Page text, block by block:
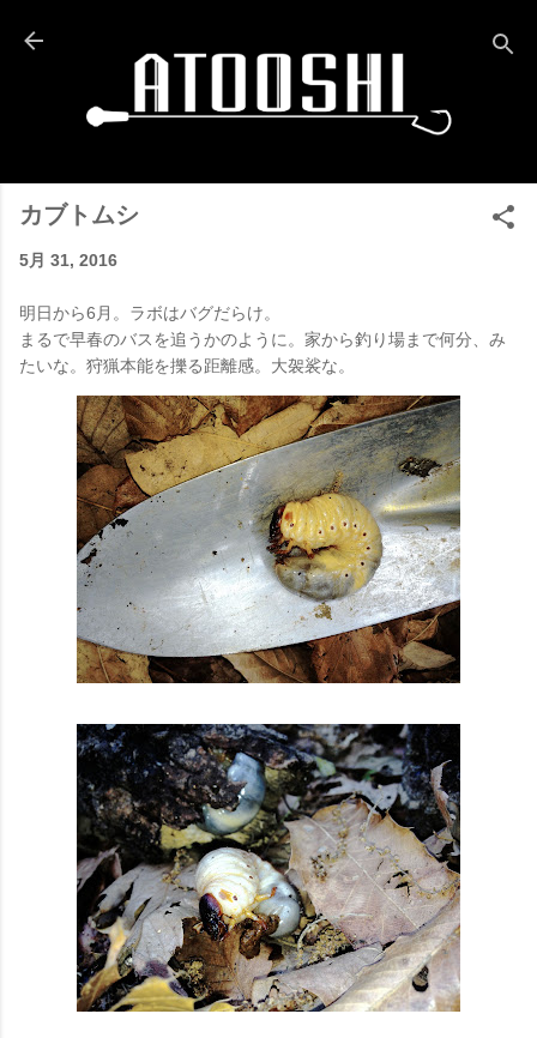
カブトムシ
5月 31, 2016
明日から6月。ラボはバグだらけ。
まるで早春のバスを追うかのように。家から釣り場まで何分、み
たいな。狩猟本能を擽る距離感。大袈裟な。